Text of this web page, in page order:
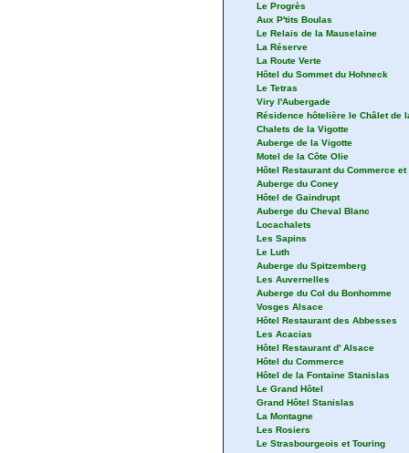
Le Progrès
Aux P'tits Boulas
Le Relais de la Mauselaine
La Réserve
La Route Verte
Hôtel du Sommet du Hohneck
Le Tetras
Viry l'Aubergade
Résidence hôtelière le Châlet de
Chalets de la Vigotte
Auberge de la Vigotte
Motel de la Côte Olie
Hôtel Restaurant du Commerce
Auberge du Coney
Hôtel de Gaindrupt
Auberge du Cheval Blanc
Locachalets
Les Sapins
Le Luth
Auberge du Spitzemberg
Les Auvernelles
Auberge du Col du Bonhomme
Vosges Alsace
Hôtel Restaurant des Abbesses
Les Acacias
Hôtel Restaurant d' Alsace
Hôtel du Commerce
Hôtel de la Fontaine Stanislas
Le Grand Hôtel
Grand Hôtel Stanislas
La Montagne
Les Rosiers
Le Strasbourgeois et Touring